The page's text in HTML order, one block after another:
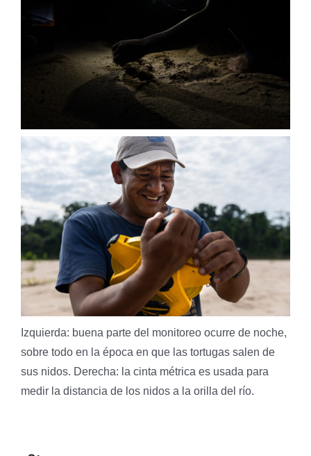
Izquierda: buena parte del monitoreo ocurre de noche,
sobre todo en la época en que las tortugas salen de
sus nidos. Derecha: la cinta métrica es usada para
medir la distancia de los nidos a la orilla del río.